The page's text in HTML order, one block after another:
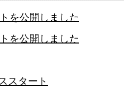
を公開しました
を公開しました
スタート